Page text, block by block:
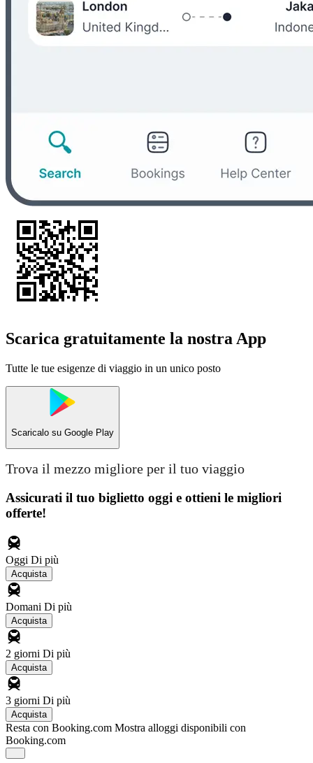
Scarica gratuitamente la nostra App
Tutte le tue esigenze di viaggio in un unico posto
Scaricalo su Google Play
Trova il mezzo migliore per il tuo viaggio
Assicurati il ​​tuo biglietto oggi e ottieni le migliori
offerte!
Oggi Di più
Acquista
Domani Di più
Acquista
2 giorni Di più
Acquista
3 giorni Di più
Acquista
Resta con Booking.com Mostra alloggi disponibili con
Booking.com